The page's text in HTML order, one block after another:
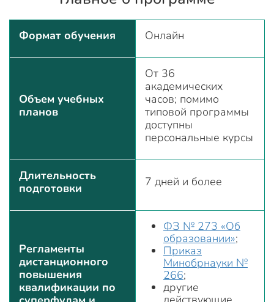
Формат обучения Онлайн
Объем учебных
планов
От 36
академических
часов; помимо
типовой программы
доступны
персональные курсы
Длительность
подготовки
7 дней и более
Регламенты
дистанционного
повышения
квалификации по
ФЗ № 273 «Об
образовании»;
Приказ
Минобрнауки №
266;
другие